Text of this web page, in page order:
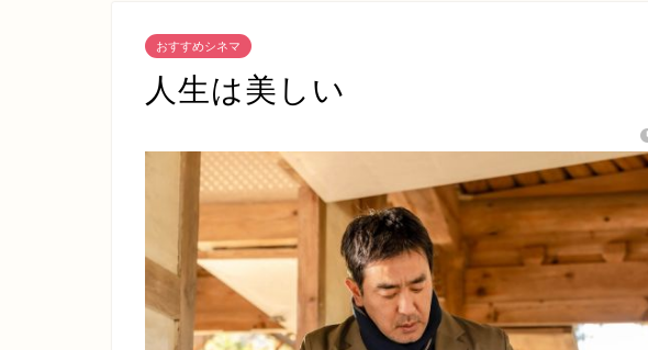
おすすめシネマ
人生は美しい